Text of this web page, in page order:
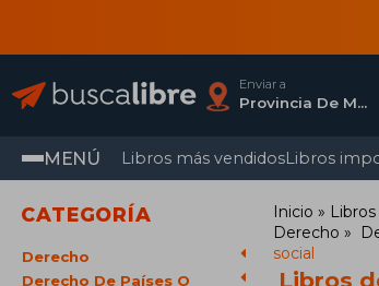
Enviar a
Provincia De Madrid
MENÚ Libros más vendidosLibros
CATEGORÍA
Derecho
Derecho De Países O
Inicio
Libros
Derecho
social
Libros